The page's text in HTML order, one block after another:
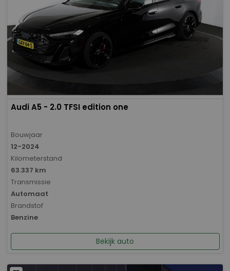
Audi A5 - 2.0 TFSI edition one
Bouwjaar
12-2024
Kilometerstand
63.337 km
Transmissie
Automaat
Brandstof
Benzine
Bekijk auto